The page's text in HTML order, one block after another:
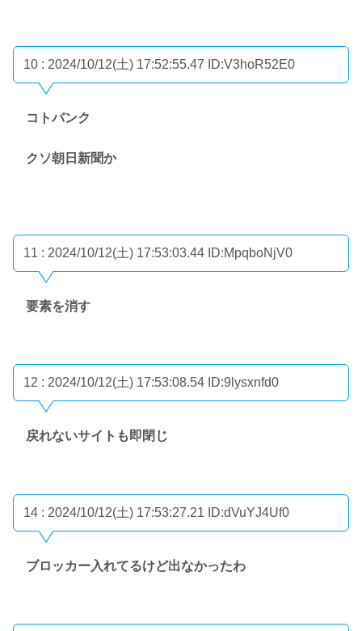
10 : 2024/10/12(土) 17:52:55.47 ID:V3hoR52E0
コトバンク
クソ朝日新聞か
11 : 2024/10/12(土) 17:53:03.44 ID:MpqboNjV0
要素を消す
12 : 2024/10/12(土) 17:53:08.54 ID:9lysxnfd0
戻れないサイトも即閉じ
14 : 2024/10/12(土) 17:53:27.21 ID:dVuYJ4Uf0
ブロッカー入れてるけど出なかったわ